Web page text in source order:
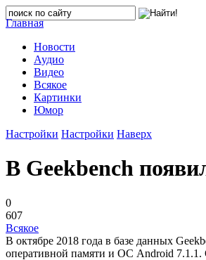
Главная
Новости
Аудио
Видео
Всякое
Картинки
Юмор
Настройки Настройки Наверх
В Geekbench
0
607
Всякое
В октябре 2018 года в базе данных
оперативной памяти и ОС Android 7.1.1.